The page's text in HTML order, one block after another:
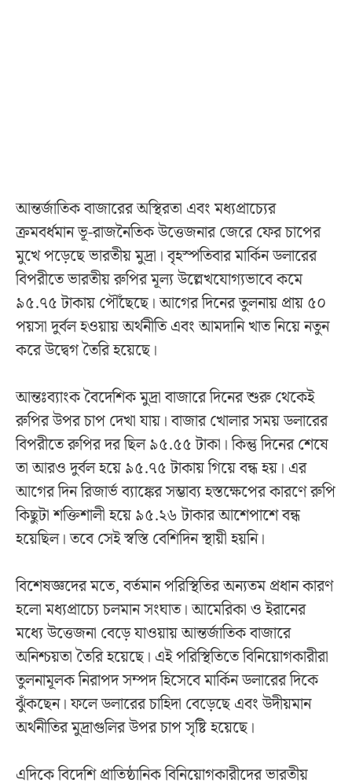
আন্তর্জাতিক বাজারের অস্থিরতা এবং মধ্যপ্রাচ্যের
ক্রমবর্ধমান ভূ-রাজনৈতিক উত্তেজনার জেরে ফের চাপের
মুখে পড়েছে ভারতীয় মুদ্রা। বৃহস্পতিবার মার্কিন ডলারের
বিপরীতে ভারতীয় রুপির মূল্য উল্লেখযোগ্যভাবে কমে
৯৫.৭৫ টাকায় পৌঁছেছে। আগের দিনের তুলনায় প্রায় ৫০
পয়সা দুর্বল হওয়ায় অর্থনীতি এবং আমদানি খাত নিয়ে নতুন
করে উদ্বেগ তৈরি হয়েছে।
আন্তঃব্যাংক বৈদেশিক মুদ্রা বাজারে দিনের শুরু থেকেই
রুপির উপর চাপ দেখা যায়। বাজার খোলার সময় ডলারের
বিপরীতে রুপির দর ছিল ৯৫.৫৫ টাকা। কিন্তু দিনের শেষে
তা আরও দুর্বল হয়ে ৯৫.৭৫ টাকায় গিয়ে বন্ধ হয়। এর
আগের দিন রিজার্ভ ব্যাঙ্কের সম্ভাব্য হস্তক্ষেপের কারণে রুপি
কিছুটা শক্তিশালী হয়ে ৯৫.২৬ টাকার আশেপাশে বন্ধ
হয়েছিল। তবে সেই স্বস্তি বেশিদিন স্থায়ী হয়নি।
বিশেষজ্ঞদের মতে, বর্তমান পরিস্থিতির অন্যতম প্রধান কারণ
হলো মধ্যপ্রাচ্যে চলমান সংঘাত। আমেরিকা ও ইরানের
মধ্যে উত্তেজনা বেড়ে যাওয়ায় আন্তর্জাতিক বাজারে
অনিশ্চয়তা তৈরি হয়েছে। এই পরিস্থিতিতে বিনিয়োগকারীরা
তুলনামূলক নিরাপদ সম্পদ হিসেবে মার্কিন ডলারের দিকে
ঝুঁকছেন। ফলে ডলারের চাহিদা বেড়েছে এবং উদীয়মান
অর্থনীতির মুদ্রাগুলির উপর চাপ সৃষ্টি হয়েছে।
এদিকে বিদেশি প্রাতিষ্ঠানিক বিনিয়োগকারীদের ভারতীয়